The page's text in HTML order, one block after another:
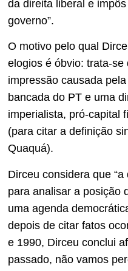
da direita liberal e
governo”.
O motivo pelo qual
elogios é óbvio: trata-se
impressão causada
bancada do PT e uma
imperialista, pró-capital
(para citar a definição
Quaquá).
Dirceu considera que
para analisar a
uma agenda
depois de citar fatos
e 1990, Dirceu conclui
passado, não vamos